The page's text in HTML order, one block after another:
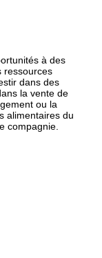
à des
ressources
dans des
la vente de
ou la
alimentaires du
compagnie.